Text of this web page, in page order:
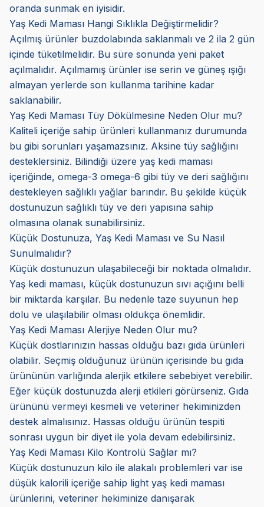
oranda sunmak en iyisidir.
Yaş Kedi Maması Hangi Sıklıkla Değiştirmelidir?
Açılmış ürünler buzdolabında saklanmalı ve 2 ila 2 gün
içinde tüketilmelidir. Bu süre sonunda yeni paket
açılmalıdır. Açılmamış ürünler ise serin ve güneş ışığı
almayan yerlerde son kullanma tarihine kadar
saklanabilir.
Yaş Kedi Maması Tüy Dökülmesine Neden Olur mu?
Kaliteli içeriğe sahip ürünleri kullanmanız durumunda
bu gibi sorunları yaşamazsınız. Aksine tüy sağlığını
desteklersiniz. Bilindiği üzere yaş kedi maması
içeriğinde, omega-3 omega-6 gibi tüy ve deri sağlığını
destekleyen sağlıklı yağlar barındır. Bu şekilde küçük
dostunuzun sağlıklı tüy ve deri yapısına sahip
olmasına olanak sunabilirsiniz.
Küçük Dostunuza, Yaş Kedi Maması ve Su Nasıl
Sunulmalıdır?
Küçük dostunuzun ulaşabileceği bir noktada olmalıdır.
Yaş kedi maması, küçük dostunuzun sıvı açığını belli
bir miktarda karşılar. Bu nedenle taze suyunun hep
dolu ve ulaşılabilir olması oldukça önemlidir.
Yaş Kedi Maması Alerjiye Neden Olur mu?
Küçük dostlarınızın hassas olduğu bazı gıda ürünleri
olabilir. Seçmiş olduğunuz ürünün içerisinde bu gıda
ürününün varlığında alerjik etkilere sebebiyet verebilir.
Eğer küçük dostunuzda alerji etkileri görürseniz. Gıda
ürününü vermeyi kesmeli ve veteriner hekiminizden
destek almalısınız. Hassas olduğu ürünün tespiti
sonrası uygun bir diyet ile yola devam edebilirsiniz.
Yaş Kedi Maması Kilo Kontrolü Sağlar mı?
Küçük dostunuzun kilo ile alakalı problemleri var ise
düşük kalorili içeriğe sahip light yaş kedi maması
ürünlerini, veteriner hekiminize danışarak